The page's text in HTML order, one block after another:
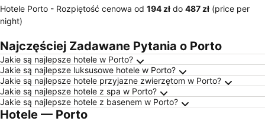
Hotele Porto - Rozpiętość cenowa od ‎194 zł do ‎487 zł (price per
night)
Najczęściej Zadawane Pytania o Porto
Jakie są najlepsze hotele w Porto?
Jakie są najlepsze luksusowe hotele w Porto?
Jakie są najlepsze hotele przyjazne zwierzętom w Porto?
Jakie są najlepsze hotele z spa w Porto?
Jakie są najlepsze hotele z basenem w Porto?
Hotele — Porto